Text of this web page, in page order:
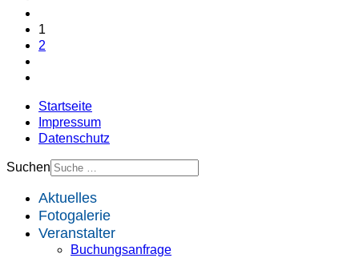
1
2
Startseite
Impressum
Datenschutz
Suchen
Aktuelles
Fotogalerie
Veranstalter
Buchungsanfrage